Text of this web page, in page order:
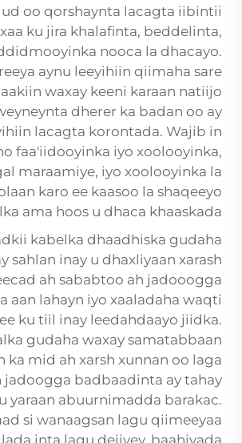
oo qorshaynta lacagta iibintii
ku jira khalafinta, beddelinta,
nooca la dhacayo.
aynu leeyihiin qiimaha sare
waxay keeni karaan natiijo
dherer ka badan oo ay
lacagta korontada. Wajib in
faa'iidooyinka iyo xoolooyinka,
maraamiye, iyo xoolooyinka la
karo ee kaasoo la shaqeeyo
ama hoos u dhaca khaaskada
kabelka dhaadhiska gudaha
sahlan inay u dhaxliyaan xarash
ah sababtoo ah jadooogga
aan lahayn iyo xaaladaha waqti
ku tiil inay leedahdaayo jiidka.
gudaha waxay samatabbaan
ka mid ah xarsh xunnan oo laga
jadoogga badbaadinta ay tahay
yaraan abuurnimadda barakac.
si wanaagsan lagu qiimeeyaa
inta lagu dejiyey, baahiyada